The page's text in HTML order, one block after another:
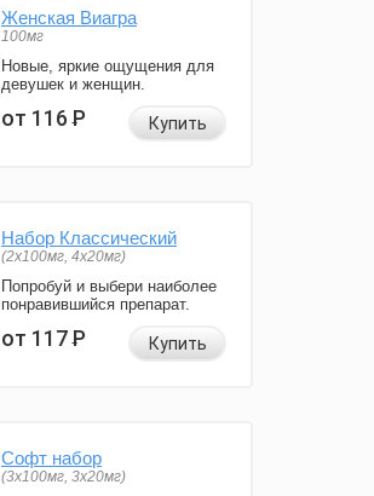
Женская Виагра
100мг
Новые, яркие ощущения для
девушек и женщин.
от 116Р Купить
Набор Классический
(2x100мг, 4x20мг)
Попробуй и выбери наиболее
понравившийся препарат.
от 117Р Купить
Софт набор
(3x100мг, 3x20мг)